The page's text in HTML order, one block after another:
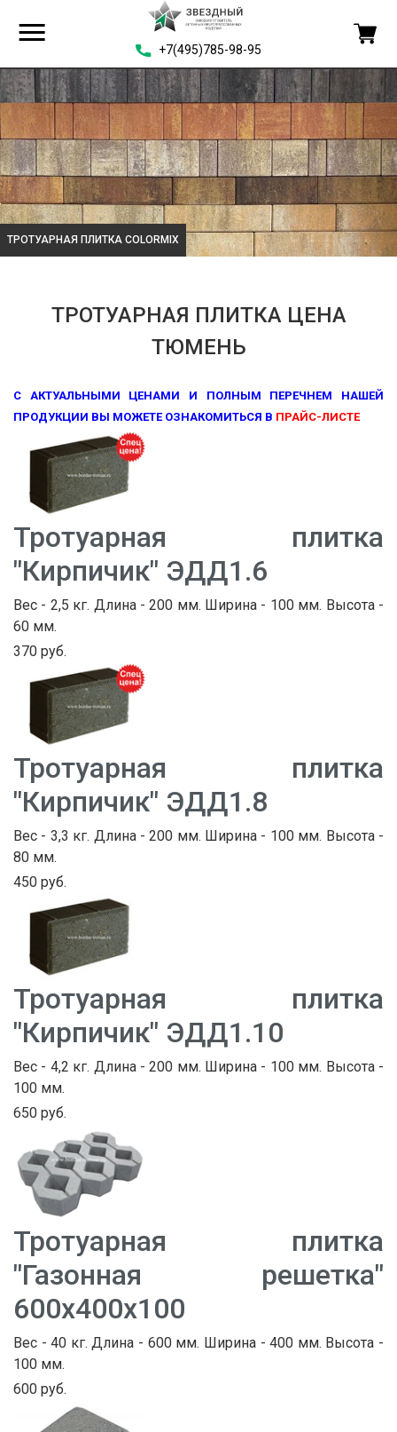
+7(495)785-98-95
ТРОТУАРНАЯ ПЛИТКА COLORMIX
ТРОТУАРНАЯ ПЛИТКА ЦЕНА
ТЮМЕНЬ
С АКТУАЛЬНЫМИ ЦЕНАМИ И ПОЛНЫМ ПЕРЕЧНЕМ НАШЕЙ
ПРОДУКЦИИ ВЫ МОЖЕТЕ ОЗНАКОМИТЬСЯ В ПРАЙС-ЛИСТЕ
Тротуарная плитка
"Кирпичик" ЭДД1.6
Вес - 2,5 кг. Длина - 200 мм. Ширина - 100 мм. Высота -
60 мм.
370 руб.
Тротуарная плитка
"Кирпичик" ЭДД1.8
Вес - 3,3 кг. Длина - 200 мм. Ширина - 100 мм. Высота -
80 мм.
450 руб.
Тротуарная плитка
"Кирпичик" ЭДД1.10
Вес - 4,2 кг. Длина - 200 мм. Ширина - 100 мм. Высота -
100 мм.
650 руб.
Тротуарная плитка
"Газонная решетка"
600х400х100
Вес - 40 кг. Длина - 600 мм. Ширина - 400 мм. Высота -
100 мм.
600 руб.